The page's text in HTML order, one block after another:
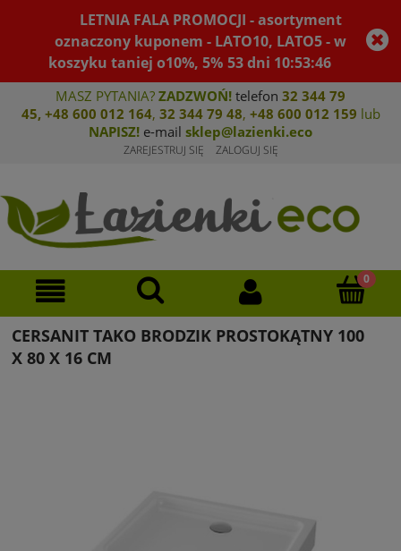
LETNIA FALA PROMOCJI - asortyment
oznaczony kuponem - LATO10, LATO5 - w
koszyku taniej o10%, 5% 53dni 10:53:46
MASZ PYTANIA? ZADZWOŃ! telefon 32 344 79
45, +48 600 012 164, 32 344 79 48, +48 600 012 159 lub
NAPISZ! e-mail sklep@lazienki.eco
ZAREJESTRUJ SIĘ ZALOGUJ SIĘ
CERSANIT TAKO BRODZIK PROSTOKĄTNY 100
X 80 X 16 CM